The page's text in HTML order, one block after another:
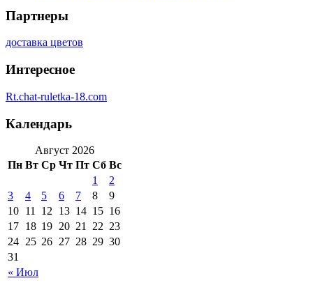
Партнеры
доставка цветов
Интересное
Rt.chat-ruletka-18.com
Календарь
Август 2026
Пн Вт Ср Чт Пт Сб Вс
« Июл
1
2
3
4 5 6 7 8
9
10 11 12 13 14 15 16
17 18 19 20 21 22 23
24 25 26 27 28 29 30
31